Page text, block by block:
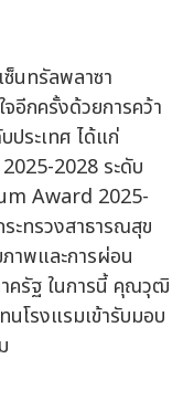
ซ็นทรัลพลาซา
อีกครั้งด้วยการคว้า
ประเทศ ได้แก่
2028 ระดับ
Award 2025-
ะทรวงสาธารณสุข
าพและการผ่อน
าครัฐ ในการนี้ คุณวุฒิ
โรงแรมเข้ารับมอบ